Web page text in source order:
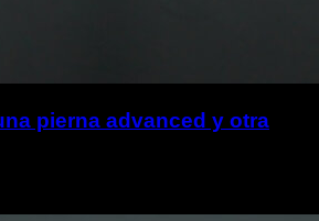
pierna advanced y otra